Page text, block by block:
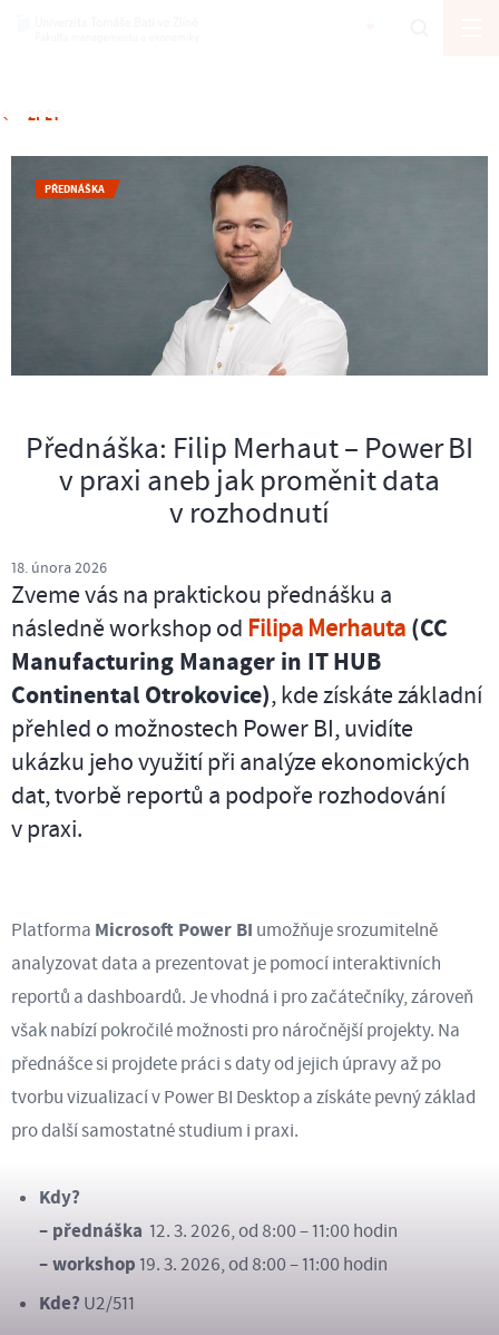
ZPĚT
PŘEDNÁŠKA
Přednáška: Filip Merhaut – Power BI
v praxi aneb jak proměnit data
v rozhodnutí
18. února 2026
Zveme vás na praktickou přednášku a
následně workshop od Filipa Merhauta (CC
Manufacturing Manager in IT HUB
Continental Otrokovice), kde získáte základní
přehled o možnostech Power BI, uvidíte
ukázku jeho využití při analýze ekonomických
dat, tvorbě reportů a podpoře rozhodování
v praxi.
Platforma Microsoft Power BI umožňuje srozumitelně
analyzovat data a prezentovat je pomocí interaktivních
reportů a dashboardů. Je vhodná i pro začátečníky, zároveň
však nabízí pokročilé možnosti pro náročnější projekty. Na
přednášce si projdete práci s daty od jejich úpravy až po
tvorbu vizualizací v Power BI Desktop a získáte pevný základ
pro další samostatné studium i praxi.
Kdy?
– přednáška 12. 3. 2026, od 8:00 – 11:00 hodin
– workshop 19. 3. 2026, od 8:00 – 11:00 hodin
Kde? U2/511